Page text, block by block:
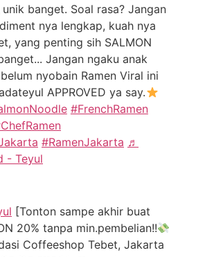
banget. Soal rasa? Jangan
nya lengkap, kuah nya
yang penting sih SALMON
Jangan ngaku anak
nyobain Ramen Viral ini
APPROVED ya say.
#FrenchRamen
#RamenJakarta ♬
- Teyul
[Tonton sampe akhir buat
20% tanpa min.pembelian!!
Coffeeshop Tebet, Jakarta